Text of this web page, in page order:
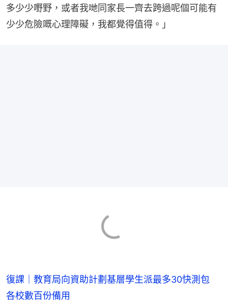
多少少嘢野，或者我哋同家長一齊去跨過呢個可能有
少少危險嘅心理障礙，我都覺得值得。」
復課｜教育局向資助計劃基層學生派最多30快測包
各校數百份備用